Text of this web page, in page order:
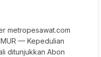
metropesawat.com
— Kepedulian
ditunjukkan Abon